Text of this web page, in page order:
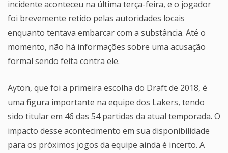
incidente aconteceu na última terça-feira, e o jogador
foi brevemente retido pelas autoridades locais
enquanto tentava embarcar com a substância. Até o
momento, não há informações sobre uma acusação
formal sendo feita contra ele.
Ayton, que foi a primeira escolha do Draft de 2018, é
uma figura importante na equipe dos Lakers, tendo
sido titular em 46 das 54 partidas da atual temporada. O
impacto desse acontecimento em sua disponibilidade
para os próximos jogos da equipe ainda é incerto. A